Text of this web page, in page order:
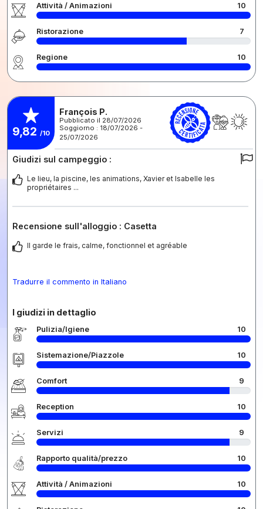
Attività / Animazioni 10
Ristorazione 7
Regione 10
9,82 /10
François P.
Pubblicato il 28/07/2026
Soggiorno : 18/07/2026 -
25/07/2026
Giudizi sul campeggio :
Le lieu, la piscine, les animations, Xavier et Isabelle les
propriétaires ...
Recensione sull'alloggio : Casetta
Il garde le frais, calme, fonctionnel et agréable
Tradurre il commento in Italiano
I giudizi in dettaglio
Pulizia/Igiene 10
Sistemazione/Piazzole 10
Comfort 9
Reception 10
Servizi 9
Rapporto qualità/prezzo 10
Attività / Animazioni 10